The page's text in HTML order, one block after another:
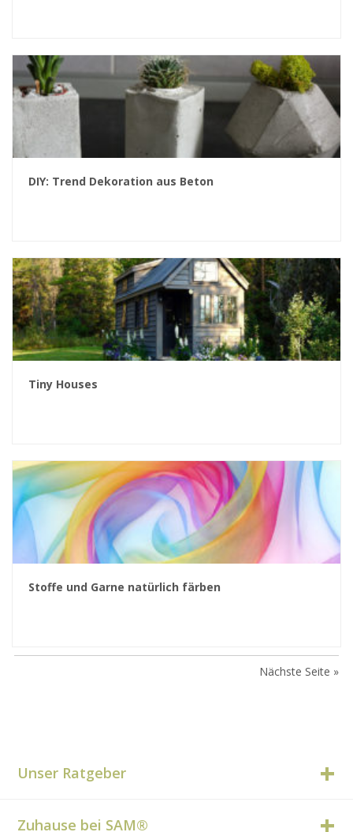
DIY: Trend Dekoration aus Beton
Tiny Houses
Stoffe und Garne natürlich färben
Nächste Seite »
Unser Ratgeber
Zuhause bei SAM®